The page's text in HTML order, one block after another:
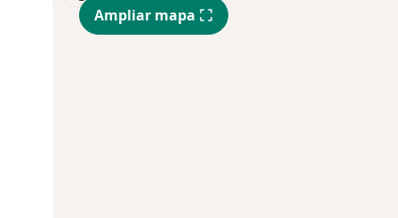
Qui,
13 Ago
Sex,
14 Ago
Ampliar mapa